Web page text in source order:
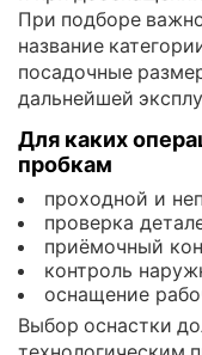
При подборе
название
посадочные
дальнейшей
Для каких
пробкам
проходной и
проверка
приёмочный
контроль
оснащение
Выбор оснастки